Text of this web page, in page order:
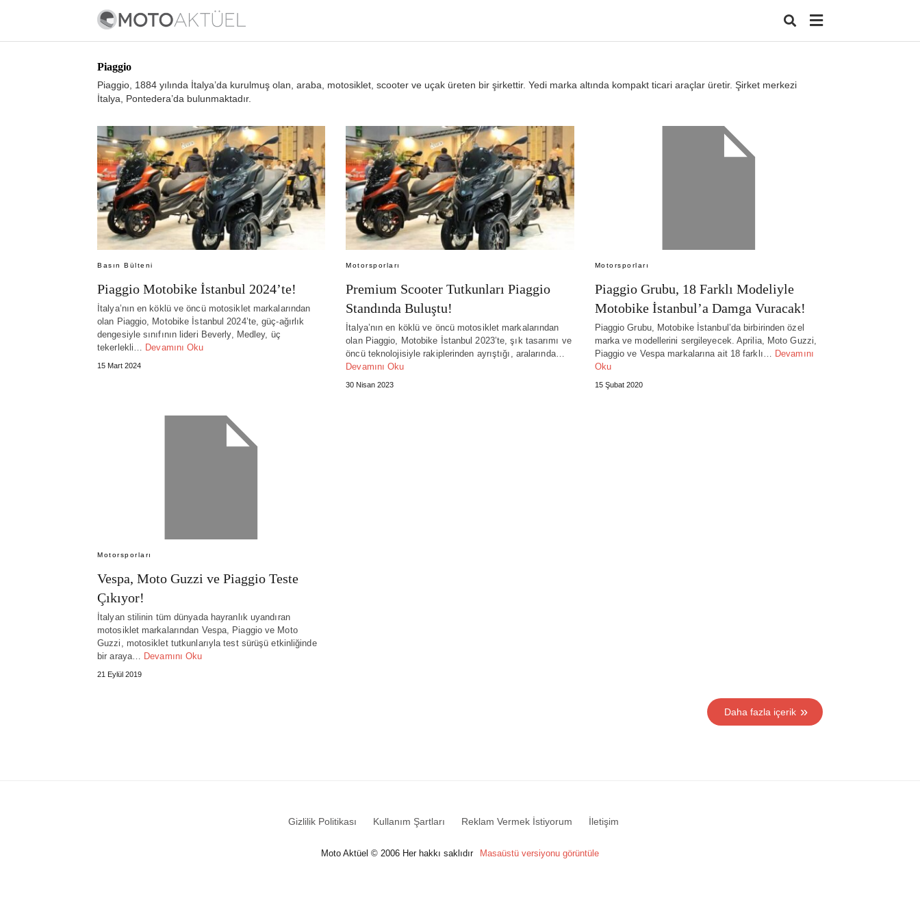
Piaggio
Piaggio, 1884 yılında İtalya’da kurulmuş olan, araba, motosiklet, scooter ve uçak üreten bir şirkettir. Yedi marka altında kompakt ticari araçlar üretir. Şirket merkezi
İtalya, Pontedera’da bulunmaktadır.
Basın Bülteni
Piaggio Motobike İstanbul 2024’te!
İtalya’nın en köklü ve öncü motosiklet markalarından
olan Piaggio, Motobike İstanbul 2024’te, güç-ağırlık
dengesiyle sınıfının lideri Beverly, Medley, üç
tekerlekli… Devamını Oku
15 Mart 2024
Motorsporları
Premium Scooter Tutkunları Piaggio
Standında Buluştu!
İtalya’nın en köklü ve öncü motosiklet markalarından
olan Piaggio, Motobike İstanbul 2023’te, şık tasarımı ve
öncü teknolojisiyle rakiplerinden ayrıştığı, aralarında…
Devamını Oku
30 Nisan 2023
Motorsporları
Piaggio Grubu, 18 Farklı Modeliyle
Motobike İstanbul’a Damga Vuracak!
Piaggio Grubu, Motobike İstanbul’da birbirinden özel
marka ve modellerini sergileyecek. Aprilia, Moto Guzzi,
Piaggio ve Vespa markalarına ait 18 farklı… Devamını
Oku
15 Şubat 2020
Motorsporları
Vespa, Moto Guzzi ve Piaggio Teste
Çıkıyor!
İtalyan stilinin tüm dünyada hayranlık uyandıran
motosiklet markalarından Vespa, Piaggio ve Moto
Guzzi, motosiklet tutkunlarıyla test sürüşü etkinliğinde
bir araya… Devamını Oku
21 Eylül 2019
Daha fazla içerik
Gizlilik Politikası Kullanım Şartları Reklam Vermek İstiyorum İletişim
Moto Aktüel © 2006 Her hakkı saklıdır Masaüstü versiyonu görüntüle